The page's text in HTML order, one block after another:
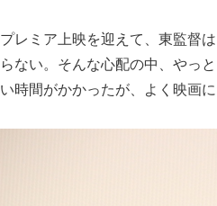
プレミア上映を迎えて、東監督
らない。そんな心配の中、やっ
い時間がかかったが、よく映画